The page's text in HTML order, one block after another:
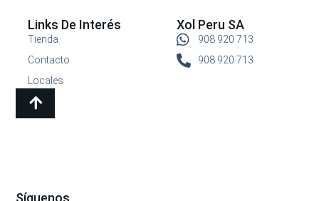
Xol Peru SA
908 920 713
908 920 713
Links De Interés
Tienda
Contacto
Locales
Síguenos